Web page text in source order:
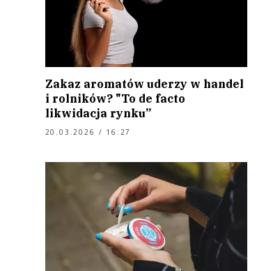
Zakaz aromatów uderzy w handel
i rolników? "To de facto
likwidacja rynku”
20.03.2026 / 16:27